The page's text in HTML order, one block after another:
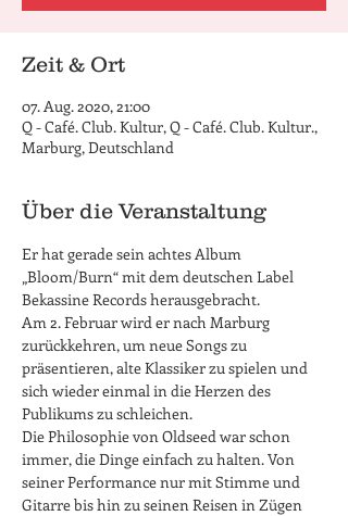
Zeit & Ort
07. Aug. 2020, 21:00
Q - Café. Club. Kultur, Q - Café. Club. Kultur.,
Marburg, Deutschland
Über die Veranstaltung
Er hat gerade sein achtes Album
„Bloom/Burn“ mit dem deutschen Label
Bekassine Records herausgebracht.
Am 2. Februar wird er nach Marburg
zurückkehren, um neue Songs zu
präsentieren, alte Klassiker zu spielen und
sich wieder einmal in die Herzen des
Publikums zu schleichen.
Die Philosophie von Oldseed war schon
immer, die Dinge einfach zu halten. Von
seiner Performance nur mit Stimme und
Gitarre bis hin zu seinen Reisen in Zügen